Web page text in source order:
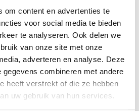
om content en advertenties te
voor social media te bieden
te analyseren. Ook delen we
van onze site met onze
adverteren en analyse. Deze
gegevens combineren met andere
heeft verstrekt of die ze hebben
uw gebruik van hun services.
komt door het
naar een nieuwe
de overzetting zijn OMWB-
mobiele nummers wel gewoon
die bestemd zijn voor het
013-206 0100, kunt u sturen